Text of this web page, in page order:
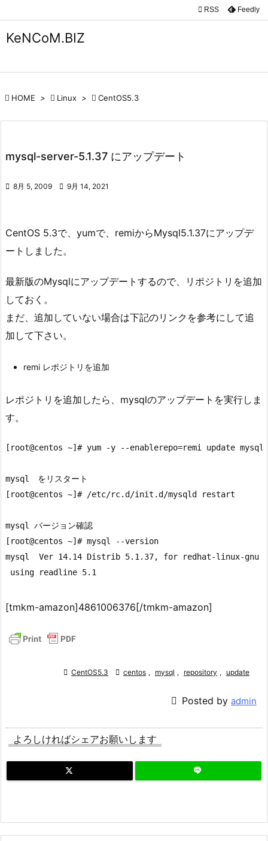
KeNCoM.BIZ

 RSS Feedly
 HOME >  Linux >  CentOS5.3
mysql-server-5.1.37 にアップデート
 8月 5, 2009  9月 14, 2021
CentOS 5.3で、yumで、remiからMysql5.1.37にアップデ
ートしました。
最新版のMysqlにアップデートするので、リポジトリを追加
しておく。
まだ、追加していない場合は下記のリンクを参考にして追
加して下さい。
remi レポジトリを追加
レポジトリを追加したら、mysqlのアップデートを実行しま
す。
[root@centos ~]# yum -y --enablerepo=remi update mysql*
mysql　をリスタート
[root@centos ~]# /etc/rc.d/init.d/mysqld restart
mysql バージョン確認
[root@centos ~]# mysql --version
mysql  Ver 14.14 Distrib 5.1.37, for redhat-linux-gnu
[tmkm-amazon]4861006376[/tmkm-amazon]
 CentOS5.3  centos , mysql , repository , update
 Posted by admin
よろしければシェアお願いします